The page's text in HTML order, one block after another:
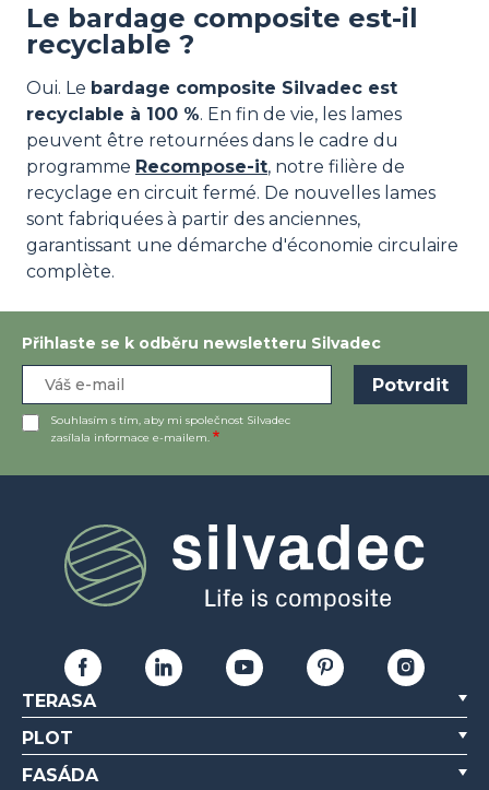
Le bardage composite est-il
recyclable ?
Oui. Le bardage composite Silvadec est
recyclable à 100 %. En fin de vie, les lames
peuvent être retournées dans le cadre du
programme Recompose-it, notre filière de
recyclage en circuit fermé. De nouvelles lames
sont fabriquées à partir des anciennes,
garantissant une démarche d'économie circulaire
complète.
Přihlaste se k odběru newsletteru Silvadec
Souhlasím s tím, aby mi společnost Silvadec
zasílala informace e-mailem.
TERASA
PLOT
FASÁDA